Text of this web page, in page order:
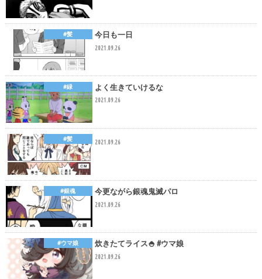
#髪 今日も一日
2021.09.26
#緑 よく生きていけるな
2021.09.26
#髪 2021.09.26
#銀魂 今更ながら銀魂鬼滅パロ
2021.09.26
#ウマ娘 炊きたてライス🍚 #ウマ娘
2021.09.26